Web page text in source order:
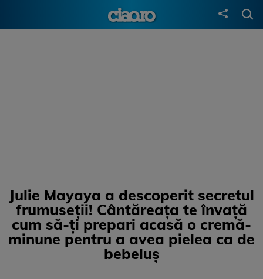
Julie Mayaya a descoperit secretul
frumuseții! Cântăreața te învață
cum să-ți prepari acasă o cremă-
minune pentru a avea pielea ca de
bebeluș